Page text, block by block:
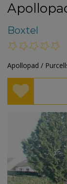
Boxtel
Apollopad /